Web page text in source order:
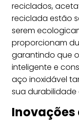
reciclados,
reciclada estão
serem
proporcionam
garantindo que
inteligente e
aço inoxidável
sua durabilidade
Inovações